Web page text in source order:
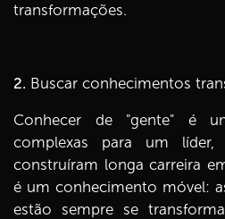
transformações.
2. Buscar conhecimentos
Conhecer de "gente" é
complexas para um líder,
construíram longa carreira
é um conhecimento móvel:
estão sempre se